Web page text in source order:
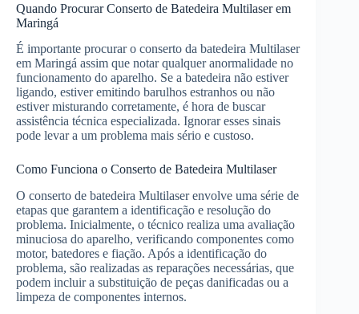
Quando Procurar Conserto de Batedeira Multilaser em
Maringá
É importante procurar o conserto da batedeira Multilaser
em Maringá assim que notar qualquer anormalidade no
funcionamento do aparelho. Se a batedeira não estiver
ligando, estiver emitindo barulhos estranhos ou não
estiver misturando corretamente, é hora de buscar
assistência técnica especializada. Ignorar esses sinais
pode levar a um problema mais sério e custoso.
Como Funciona o Conserto de Batedeira Multilaser
O conserto de batedeira Multilaser envolve uma série de
etapas que garantem a identificação e resolução do
problema. Inicialmente, o técnico realiza uma avaliação
minuciosa do aparelho, verificando componentes como
motor, batedores e fiação. Após a identificação do
problema, são realizadas as reparações necessárias, que
podem incluir a substituição de peças danificadas ou a
limpeza de componentes internos.